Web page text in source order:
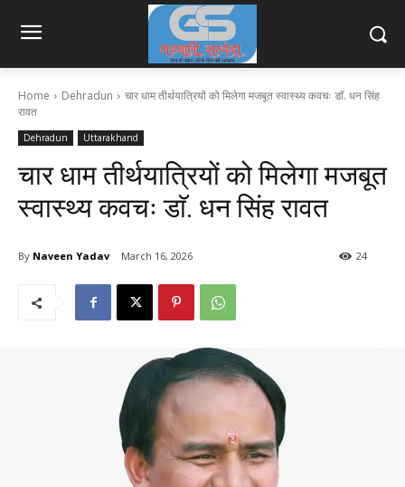
Home Dehradun
चार धाम तीर्थयात्रियों को मिलेगा मजबूत स्वास्थ्य कवचः डाॅ. धन सिंह
रावत
Dehradun Uttarakhand
चार धाम तीर्थयात्रियों को मिलेगा मजबूत
स्वास्थ्य कवचः डाॅ. धन सिंह रावत
By Naveen Yadav March 16, 2026 24